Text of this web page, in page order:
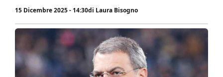
15 Dicembre 2025 - 14:30di Laura Bisogno